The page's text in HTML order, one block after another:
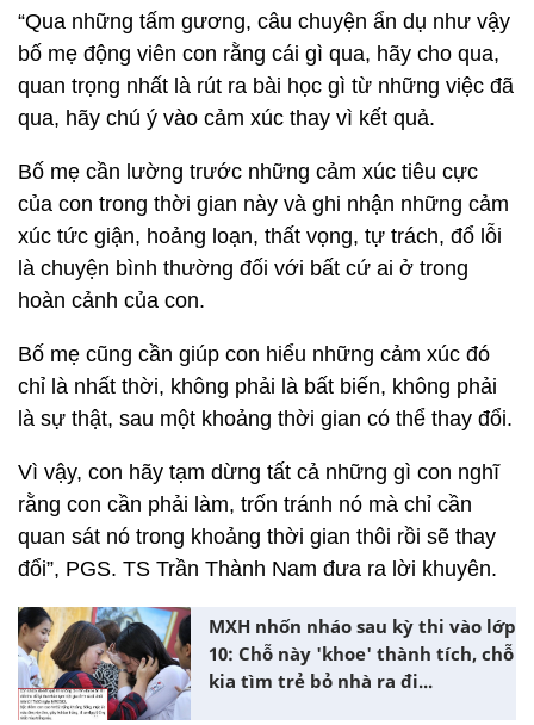
“Qua những tấm gương, câu chuyện ẩn dụ như vậy
bố mẹ động viên con rằng cái gì qua, hãy cho qua,
quan trọng nhất là rút ra bài học gì từ những việc đã
qua, hãy chú ý vào cảm xúc thay vì kết quả.
Bố mẹ cần lường trước những cảm xúc tiêu cực
của con trong thời gian này và ghi nhận những cảm
xúc tức giận, hoảng loạn, thất vọng, tự trách, đổ lỗi
là chuyện bình thường đối với bất cứ ai ở trong
hoàn cảnh của con.
Bố mẹ cũng cần giúp con hiểu những cảm xúc đó
chỉ là nhất thời, không phải là bất biến, không phải
là sự thật, sau một khoảng thời gian có thể thay đổi.
Vì vậy, con hãy tạm dừng tất cả những gì con nghĩ
rằng con cần phải làm, trốn tránh nó mà chỉ cần
quan sát nó trong khoảng thời gian thôi rồi sẽ thay
đổi”, PGS. TS Trần Thành Nam đưa ra lời khuyên.
MXH nhốn nháo sau kỳ thi vào lớp
10: Chỗ này 'khoe' thành tích, chỗ
kia tìm trẻ bỏ nhà ra đi...